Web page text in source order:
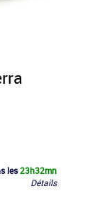
les23h32mn
Détails